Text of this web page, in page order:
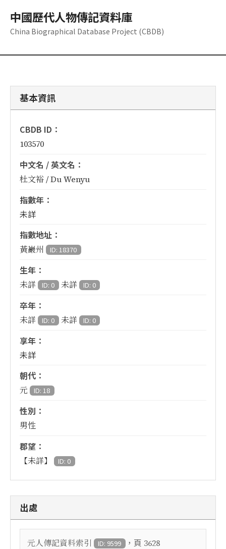
中國歷代人物傳記資料庫
China Biographical Database Project (CBDB)
基本資訊
CBDB ID：
103570
中文名 / 英文名：
杜文裕 / Du Wenyu
指數年：
未詳
指數地址：
黃巖州 ID: 18370
生年：
未詳 ID: 0 未詳 ID: 0
卒年：
未詳 ID: 0 未詳 ID: 0
享年：
未詳
朝代：
元 ID: 18
性別：
男性
郡望：
【未詳】 ID: 0
出處
元人傳記資料索引 ID: 9599 ，頁 3628